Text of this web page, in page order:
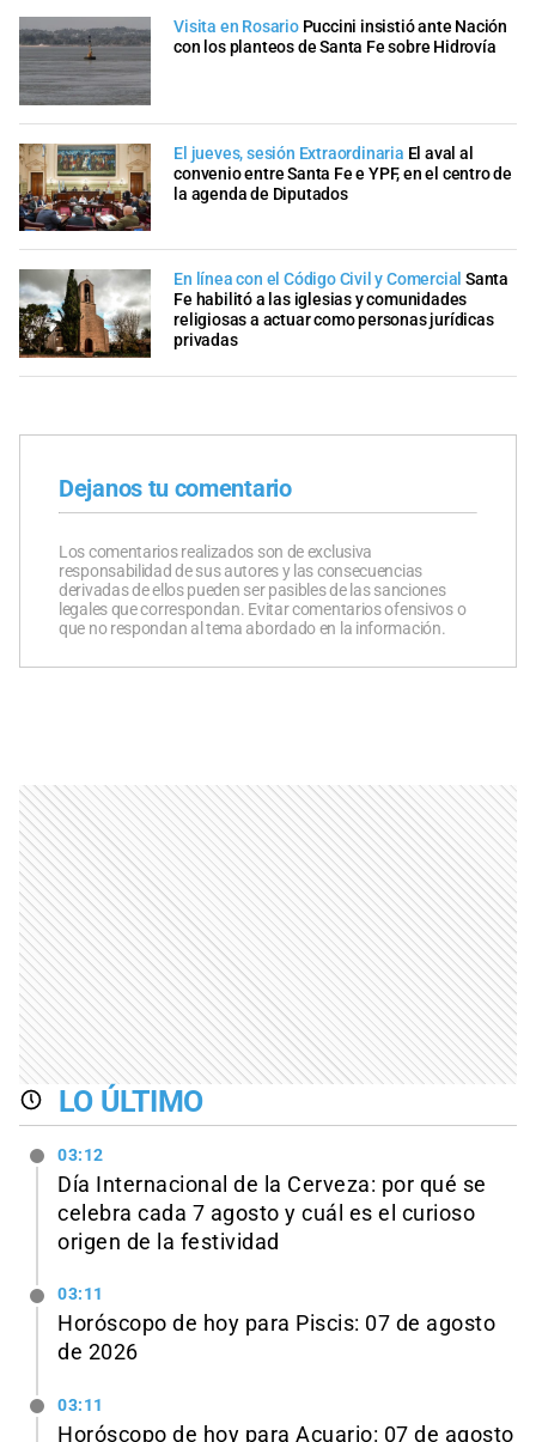
Visita en Rosario Puccini insistió ante Nación
con los planteos de Santa Fe sobre Hidrovía
El jueves, sesión Extraordinaria El aval al
convenio entre Santa Fe e YPF, en el centro de
la agenda de Diputados
En línea con el Código Civil y Comercial Santa
Fe habilitó a las iglesias y comunidades
religiosas a actuar como personas jurídicas
privadas
Dejanos tu comentario
Los comentarios realizados son de exclusiva
responsabilidad de sus autores y las consecuencias
derivadas de ellos pueden ser pasibles de las sanciones
legales que correspondan. Evitar comentarios ofensivos o
que no respondan al tema abordado en la información.
LO ÚLTIMO
03:12
Día Internacional de la Cerveza: por qué se
celebra cada 7 agosto y cuál es el curioso
origen de la festividad
03:11
Horóscopo de hoy para Piscis: 07 de agosto
de 2026
03:11
Horóscopo de hoy para Acuario: 07 de agosto